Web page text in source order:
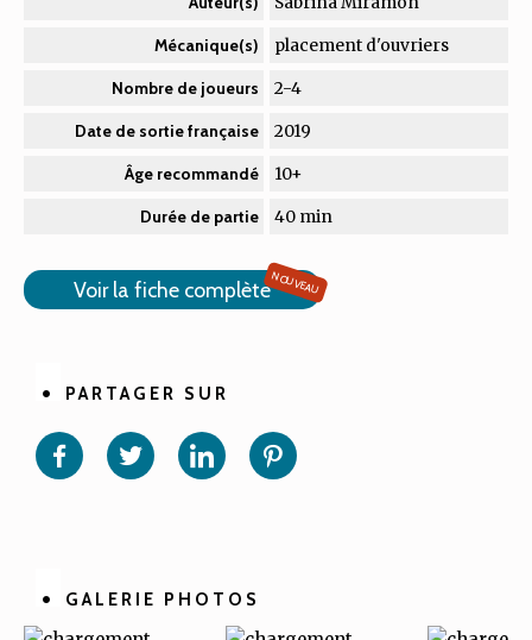
Mécanique(s) placement d'ouvriers
Nombre de joueurs 2-4
Date de sortie française 2019
Âge recommandé 10+
Durée de partie 40 min
Voir la fiche complèteNOUVEAU
PARTAGER SUR
Partager
sur
Partager
sur sur
GALERIE PHOTOS